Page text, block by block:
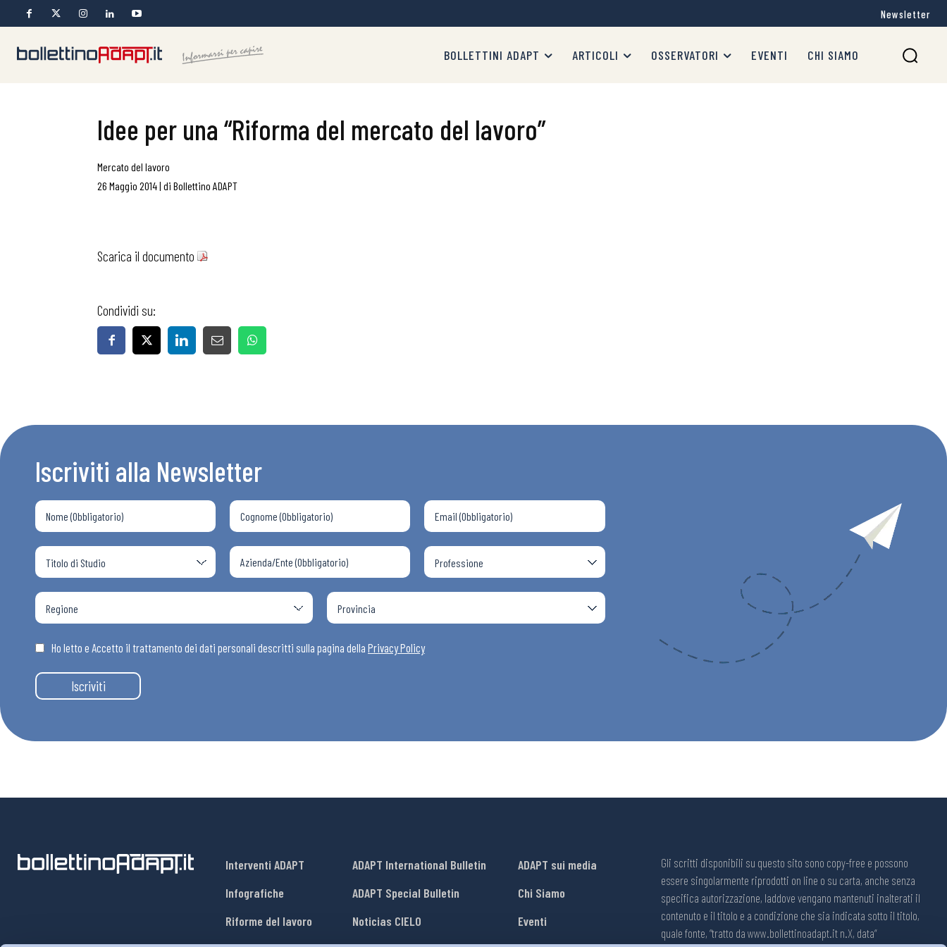
Bollettini ADAPT
Articoli
Osservatori
Newsletter
BOLLETTINI ADAPT ARTICOLI OSSERVATORI EVENTI CHI SIAMO
Idee per una “Riforma del mercato del lavoro”
Mercato del lavoro
26 Maggio 2014| di Bollettino ADAPT
Scarica il documento
Condividi su:
Iscriviti alla Newsletter
Ho letto e Accetto il trattamento dei dati personali descritti sulla pagina della Privacy Policy
Iscriviti
Interventi ADAPT
Infografiche
Riforme del lavoro
ADAPT International Bulletin
ADAPT Special Bulletin
Noticias CIELO
ADAPT sui media
Chi Siamo
Eventi
Gli scritti disponibili su questo sito sono copy-free e possono
essere singolarmente riprodotti on line o su carta, anche senza
specifica autorizzazione, laddove vengano mantenuti inalterati il
contenuto e il titolo e a condizione che sia indicata sotto il titolo,
quale fonte, “tratto da www.bollettinoadapt.it n.X, data“